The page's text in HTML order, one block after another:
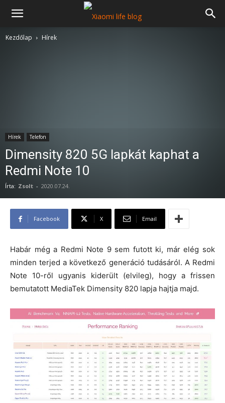
Kezdőlap Hírek
Hírek Telefon
Dimensity 820 5G lapkát kaphat a
Redmi Note 10
Írta: Zsolt - 2020.07.24.
Facebook X Email
Habár még a Redmi Note 9 sem futott ki, már elég sok
minden terjed a következő generáció tudásáról. A Redmi
Note 10-ről ugyanis kiderült (elvileg), hogy a frissen
bemutatott MediaTek Dimensity 820 lapja hajtja majd.